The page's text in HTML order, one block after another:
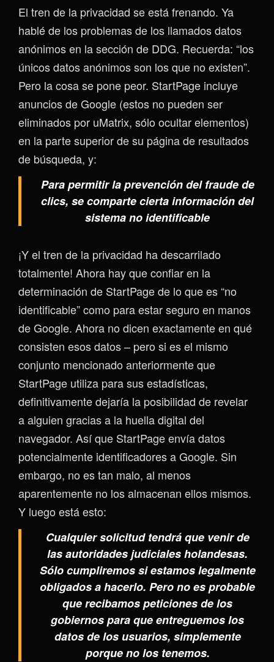
El tren de la privacidad se está frenando. Ya
hablé de los problemas de los llamados datos
anónimos en la sección de DDG. Recuerda: “los
únicos datos anónimos son los que no existen”.
Pero la cosa se pone peor. StartPage incluye
anuncios de Google (estos no pueden ser
eliminados por uMatrix, sólo ocultar elementos)
en la parte superior de su página de resultados
de búsqueda, y:
Para permitir la prevención del fraude de
clics, se comparte cierta información del
sistema no identificable
¡Y el tren de la privacidad ha descarrilado
totalmente! Ahora hay que confiar en la
determinación de StartPage de lo que es “no
identificable” como para estar seguro en manos
de Google. Ahora no dicen exactamente en qué
consisten esos datos – pero si es el mismo
conjunto mencionado anteriormente que
StartPage utiliza para sus estadísticas,
definitivamente dejaría la posibilidad de revelar
a alguien gracias a la huella digital del
navegador. Así que StartPage envía datos
potencialmente identificadores a Google. Sin
embargo, no es tan malo, al menos
aparentemente no los almacenan ellos mismos.
Y luego está esto:
Cualquier solicitud tendrá que venir de
las autoridades judiciales holandesas.
Sólo cumpliremos si estamos legalmente
obligados a hacerlo. Pero no es probable
que recibamos peticiones de los
gobiernos para que entreguemos los
datos de los usuarios, simplemente
porque no los tenemos.